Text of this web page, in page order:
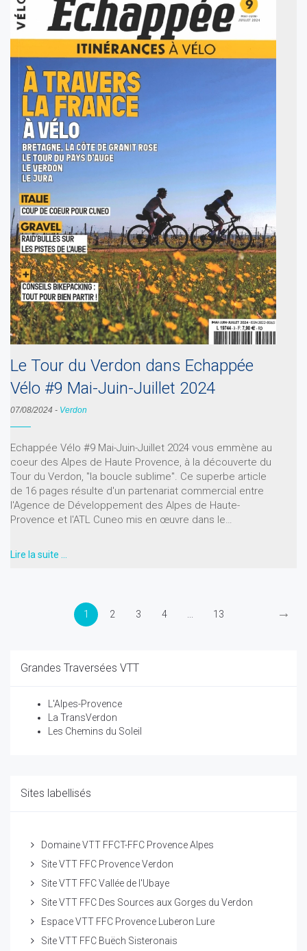
Le Tour du Verdon dans Echappée
Vélo #9 Mai-Juin-Juillet 2024
07/08/2024 - Verdon
Echappée Vélo #9 Mai-Juin-Juillet 2024 vous emmène au
coeur des Alpes de Haute Provence, à la découverte du
Tour du Verdon, "la boucle sublime". Ce superbe article
de 16 pages résulte d'un partenariat commercial entre
l'Agence de Développement des Alpes de Haute-
Provence et l'ATL Cuneo mis en œuvre dans le…
Lire la suite …
1 2 3 4 ... 13 →
Grandes Traversées VTT
L'Alpes-Provence
La TransVerdon
Les Chemins du Soleil
Sites labellisés
Domaine VTT FFCT-FFC Provence Alpes
Site VTT FFC Provence Verdon
Site VTT FFC Vallée de l'Ubaye
Site VTT FFC Des Sources aux Gorges du Verdon
Espace VTT FFC Provence Luberon Lure
Site VTT FFC Buëch Sisteronais